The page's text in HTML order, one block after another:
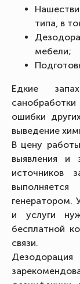
типа, в
мебели;
Едкие
ошибки
выведение
В цену
выявления и
источников
генератором.
и услуги
бесплатной
связи.